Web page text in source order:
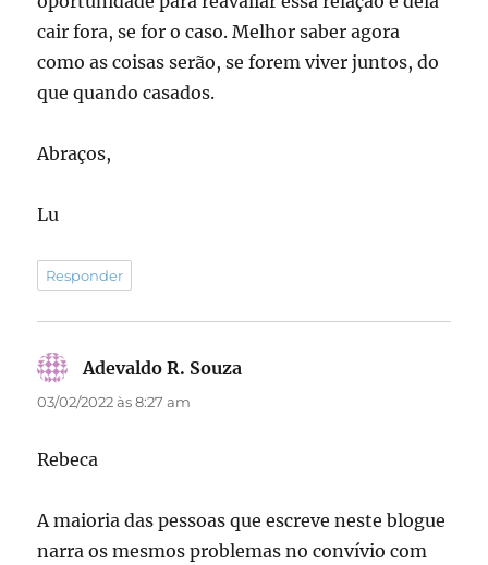
cair fora, se for o caso. Melhor saber agora
como as coisas serão, se forem viver juntos, do
que quando casados.
Abraços,
Lu
Responder
Adevaldo R. Souza
03/02/2022 às 8:27 am
Rebeca
A maioria das pessoas que escreve neste blogue
narra os mesmos problemas no convívio com